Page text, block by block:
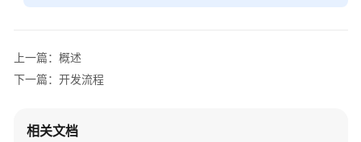
约
接
入
上一篇：概述
下一篇：开发流程
相关文档